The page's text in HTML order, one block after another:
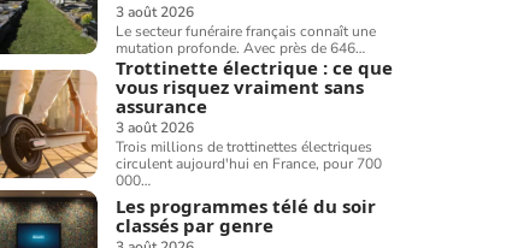
3 août 2026
Le secteur funéraire français connaît une
mutation profonde. Avec près de 646…
Trottinette électrique : ce que
vous risquez vraiment sans
assurance
3 août 2026
Trois millions de trottinettes électriques
circulent aujourd'hui en France, pour 700
000…
Les programmes télé du soir
classés par genre